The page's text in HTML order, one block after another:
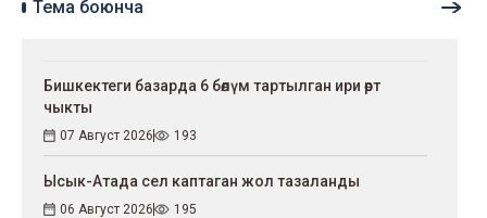
Тема боюнча
Бишкектеги базарда 6 бөлүм тартылган ири өрт
чыкты
07 Август 2026 193
Ысык-Атада сел каптаган жол тазаланды
06 Август 2026 195